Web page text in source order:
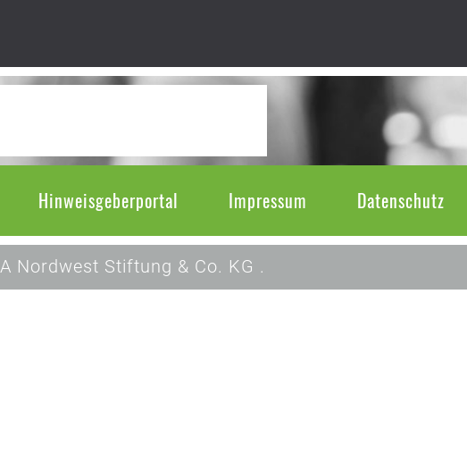
Hinweisgeberportal Impressum Datenschutz
Nordwest Stiftung & Co. KG .